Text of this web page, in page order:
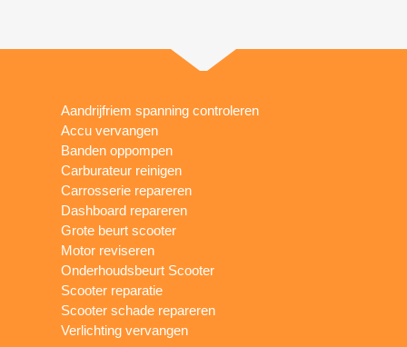
Aandrijfriem spanning controleren
Accu vervangen
Banden oppompen
Carburateur reinigen
Carrosserie repareren
Dashboard repareren
Grote beurt scooter
Motor reviseren
Onderhoudsbeurt Scooter
Scooter reparatie
Scooter schade repareren
Verlichting vervangen